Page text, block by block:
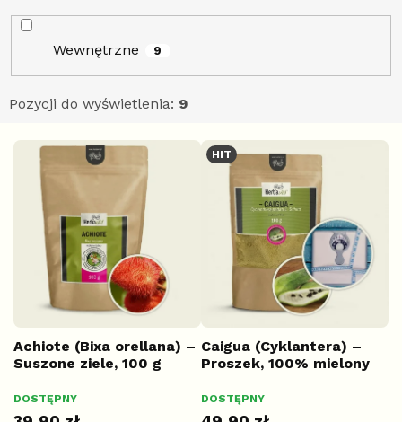
Wewnętrzne 9
Pozycji do wyświetlenia: 9
Achiote (Bixa orellana) –
Suszone ziele, 100 g
DOSTĘPNY
HIT
Caigua (Cyklantera) –
Proszek, 100% mielony
START
ocena
DOSTĘPNY